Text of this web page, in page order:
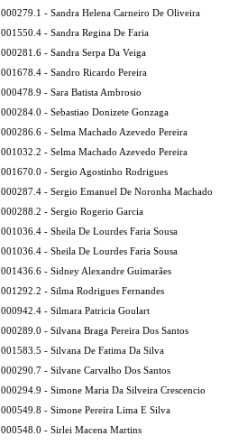
000279.1 - Sandra Helena Carneiro De Oliveira
001550.4 - Sandra Regina De Faria
000281.6 - Sandra Serpa Da Veiga
001678.4 - Sandro Ricardo Pereira
000478.9 - Sara Batista Ambrosio
000284.0 - Sebastiao Donizete Gonzaga
000286.6 - Selma Machado Azevedo Pereira
001032.2 - Selma Machado Azevedo Pereira
001670.0 - Sergio Agostinho Rodrigues
000287.4 - Sergio Emanuel De Noronha Machado
000288.2 - Sergio Rogerio Garcia
001036.4 - Sheila De Lourdes Faria Sousa
001036.4 - Sheila De Lourdes Faria Sousa
001436.6 - Sidney Alexandre Guimarães
001292.2 - Silma Rodrigues Fernandes
000942.4 - Silmara Patricia Goulart
000289.0 - Silvana Braga Pereira Dos Santos
001583.5 - Silvana De Fatima Da Silva
000290.7 - Silvane Carvalho Dos Santos
000294.9 - Simone Maria Da Silveira Crescencio
000549.8 - Simone Pereira Lima E Silva
000548.0 - Sirlei Macena Martins